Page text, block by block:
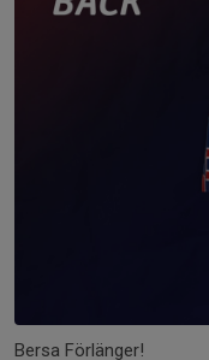
Bersa Förlänger!